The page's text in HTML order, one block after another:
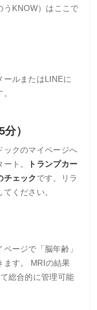
KNOW）はここで
ールまたはLINEに
）
ックのマイページへ
ト。
トランプカー
チェック です。リラ
ください。
ージで「脳年齢」
ます。 MRIの結果
総合的に管理可能